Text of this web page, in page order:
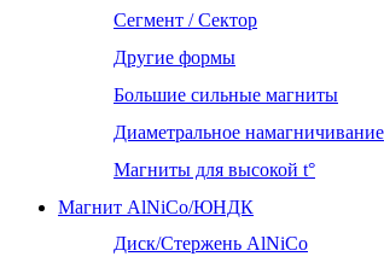
Сегмент / Сектор
Другие формы
Большие сильные магниты
Диаметральное намагничивание
Магниты для высокой t°
Магнит AlNiCo/ЮНДК
Диск/Стержень AlNiCo